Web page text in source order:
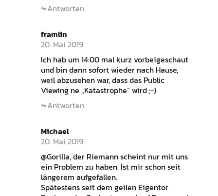
Antworten
framlin
20. Mai 2019
Ich hab um 14:00 mal kurz vorbeigeschaut
und bin dann sofort wieder nach Hause,
weil abzusehen war, dass das Public
Viewing ne „Katastrophe“ wird ;-)
Antworten
Michael
20. Mai 2019
@Gorilla, der Riemann scheint nur mit uns
ein Problem zu haben. Ist mir schon seit
längerem aufgefallen.
Spätestens seit dem geilen Eigentor